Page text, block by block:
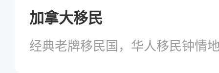
加拿大移民
经典老牌移民国，华人移民钟情